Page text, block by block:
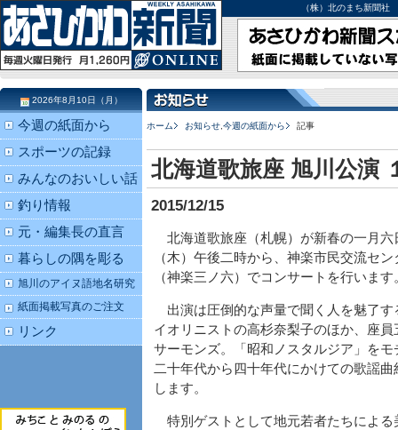
（株）北のまち新聞
ホーム お知らせ 今週の紙面から 記事
北海道歌旅座 旭川公演
2015/12/15
北海道歌旅座（札幌）が新春の一月六
（木）午後二時から、神楽市民交流セ
（神楽三ノ六）でコンサートを行います
出演は圧倒的な声量で聞く人を魅了す
イオリニストの高杉奈梨子のほか、座
サーモンズ。「昭和ノスタルジア」をモ
二十年代から四十年代にかけての歌謡
します。
特別ゲストとして地元若者たちによる
2026年8月10日（月）
今週の紙面から
スポーツの記録
みんなのおいしい話
釣り情報
元・編集長の直言
暮らしの隅を彫る
旭川のアイヌ語地名研究
紙面掲載写真のご注文
リンク